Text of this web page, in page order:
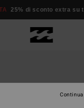
25% di sconto extra su